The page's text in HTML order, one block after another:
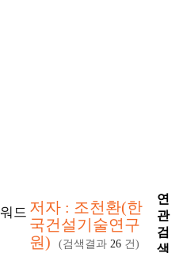
드 저자 : 조천환(한
국건설기술연구
원)
(검색결과 26 건)
연
관
검
색